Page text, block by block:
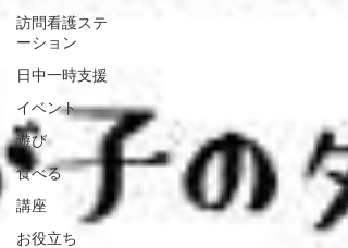
訪問看護ステ
ーション
日中一時支援
イベント
遊び
食べる
講座
お役立ち